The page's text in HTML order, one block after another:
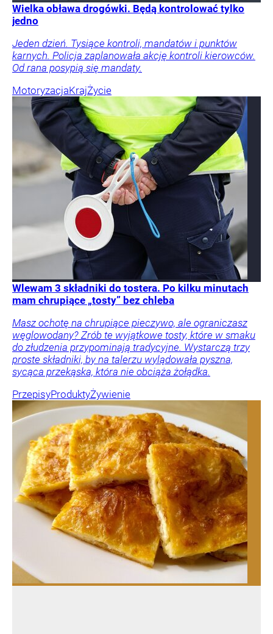
Wielka obława drogówki. Będą kontrolować tylko
jedno
Jeden dzień. Tysiące kontroli, mandatów i punktów
karnych. Policja zaplanowała akcję kontroli kierowców.
Od rana posypią się mandaty.
MotoryzacjaKrajŻycie
Wlewam 3 składniki do tostera. Po kilku minutach
mam chrupiące „tosty” bez chleba
Masz ochotę na chrupiące pieczywo, ale ograniczasz
węglowodany? Zrób te wyjątkowe tosty, które w smaku
do złudzenia przypominają tradycyjne. Wystarczą trzy
proste składniki, by na talerzu wylądowała pyszna,
sycąca przekąska, która nie obciąża żołądka.
PrzepisyProduktyŻywienie